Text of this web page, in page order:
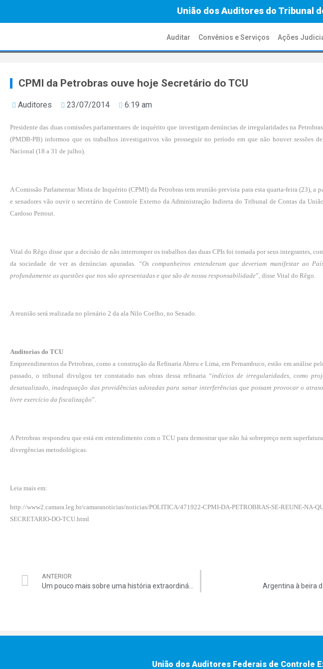
União dos Auditores do Tribunal
Auditar Convênios e Serviços Ações
CPMI da Petrobras ouve hoje Secretário do TCU
Auditores 23/07/2014 6:19 am
Presidente das duas comissões parlamentares de inquérito que investigam denúncias de irregularidades na
(PMDB-PB) informou que os trabalhos investigativos vão prosseguir no período em que não houver sessões
Nacional (18 a 31 de julho).
A Comissão Parlamentar Mista de Inquérito (CPMI) da Petrobras tem reunião prevista para esta quarta-feira (23), a
e senadores vão ouvir o secretário de Controle Externo da Administração Indireta do Tribunal de Contas da
Cardoso Perrout.
Vital do Rêgo disse que a decisão de não interromper os trabalhos das duas CPIs foi tomada por seus integrantes,
da sociedade de ver as denúncias apuradas.
“Os companheiros entenderam que deveriam manifestar ao
profundamente as questões que nos são apresentadas e que são de nossa responsabilidade”, disse Vital do Rêgo.
A reunião será realizada no plenário 2 da ala Nilo Coelho, no Senado.
Auditorias do TCU
Empreendimentos da Petrobras, como a construção da Refinaria Abreu e Lima, em Pernambuco, estão em análise
passado, o tribunal divulgou ter constatado nas obras dessa refinaria “indícios de irregularidades, como
desatualizado, inadequação das providências adotadas para sanar interferências que possam provocar o
livre exercício da fiscalização”.
A Petrobras respondeu que está em entendimento com o TCU para demostrar que não há sobrepreço nem
divergências metodológicas.
Leia mais em:
http://www2.camara.leg.br/camaranoticias/noticias/POLITICA/471922-CPMI-DA-PETROBRAS-SE-REUNE-NA-
SECRETARIO-DO-TCU.html
ANTERIOR
Argentina à beira
União dos Auditores Federais de Controle